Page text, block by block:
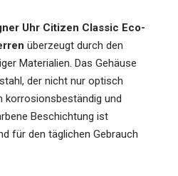
Uhr Citizen Classic Eco-
überzeugt durch den
Materialien. Das Gehäuse
der nicht nur optisch
korrosionsbeständig und
Beschichtung ist
für den täglichen Gebrauch